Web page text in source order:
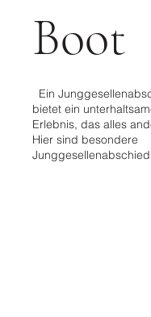
Boot
Ein
bietet ein
Erlebnis, das alles
Hier sind besondere